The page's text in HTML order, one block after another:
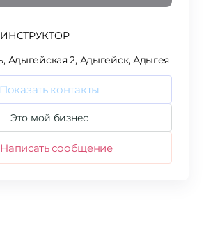
ИНСТРУКТОР
Адыгейская 2, Адыгейск, Адыгея
Показать контакты
Это мой бизнес
Написать сообщение